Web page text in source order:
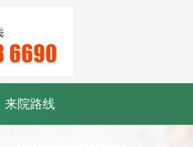
来院路线